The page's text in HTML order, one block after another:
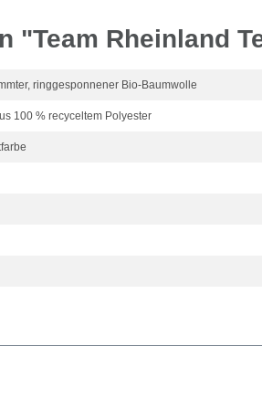
"Team Rheinland
ringgesponnener Bio-Baumwolle
100 % recyceltem Polyester